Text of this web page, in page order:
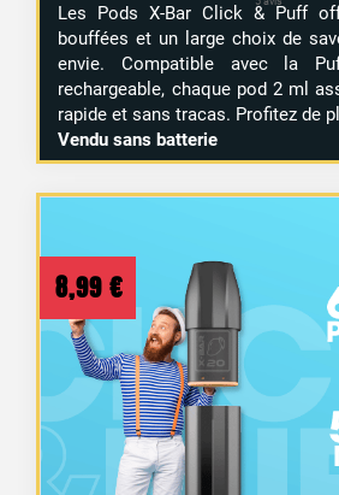
Les Pods X-Bar Click & Puff
bouffées et un large choix de
envie. Compatible avec la
rechargeable, chaque pod 2 ml
rapide et sans tracas. Profitez de
Vendu sans batterie
8,99 €